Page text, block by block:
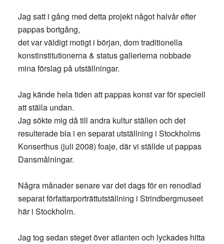
Jag satt i gång med detta projekt något halvår efter
pappas bortgång,
det var väldigt motigt i början, dom traditionella
konstinstitutionerna & status gallerierna nobbade
mina förslag på utställningar.
Jag kände hela tiden att pappas konst var för speciell
att ställa undan.
Jag sökte mig då till andra kultur ställen och det
resulterade bla i en separat utställning i Stockholms
Konserthus (juli 2008) foaje, där vi ställde ut pappas
Dansmålningar.
Några månader senare var det dags för en renodlad
separat författarporträttutställning i Strindbergmuseet
här i Stockholm.
Jag tog sedan steget över atlanten och lyckades hitta